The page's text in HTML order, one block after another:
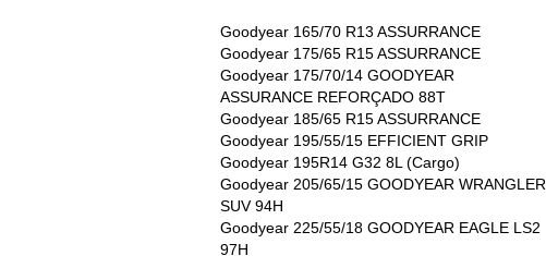
Goodyear 165/70 R13 ASSURRANCE
Goodyear 175/65 R15 ASSURRANCE
Goodyear 175/70/14 GOODYEAR
ASSURANCE REFORÇADO 88T
Goodyear 185/65 R15 ASSURRANCE
Goodyear 195/55/15 EFFICIENT GRIP
Goodyear 195R14 G32 8L (Cargo)
Goodyear 205/65/15 GOODYEAR WRANGLER
SUV 94H
Goodyear 225/55/18 GOODYEAR EAGLE LS2
97H